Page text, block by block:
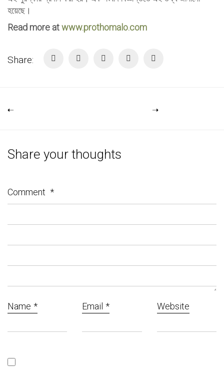
হয়েছে।
Read more atwww.prothomalo.com
Share:
Share your thoughts
Comment *
Name * Email * Website